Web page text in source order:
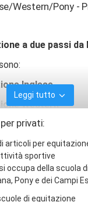
Western/Pony -
a due passi da
Inglese
Western
Pony
Leggi tutto
privati:
articoli per
sportive
occupa della scuola
Pony e dei Campi
di equitazione